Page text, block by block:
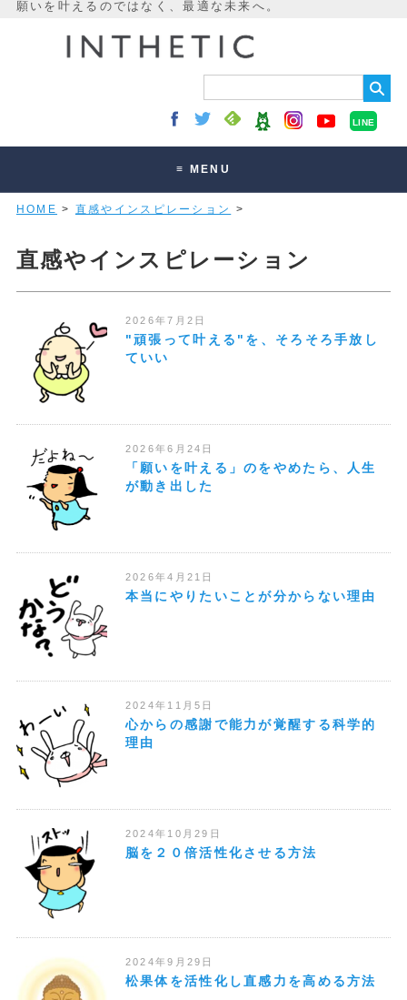
LINE
≡ MENU
未来最適化とは
読みもの
オンラインサロン
HOME > 直感やインスピレーション >
直感やインスピレーション
2026年7月2日
"頑張って叶える"を、そろそろ手放し
ていい
2026年6月24日
「願いを叶える」のをやめたら、人生
が動き出した
2026年4月21日
本当にやりたいことが分からない理由
2024年11月5日
心からの感謝で能力が覚醒する科学的
理由
2024年10月29日
脳を２０倍活性化させる方法
2024年9月29日
松果体を活性化し直感力を高める方法